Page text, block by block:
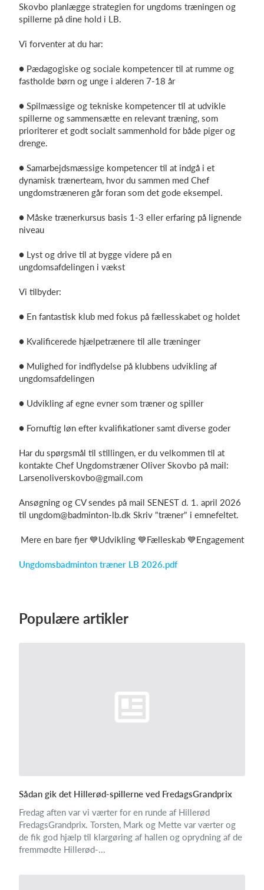
Skovbo planlægge strategien for ungdoms træningen og
spillerne på dine hold i LB.
Vi forventer at du har:
● Pædagogiske og sociale kompetencer til at rumme og
fastholde børn og unge i alderen 7-18 år
● Spilmæssige og tekniske kompetencer til at udvikle
spillerne og sammensætte en relevant træning, som
prioriterer et godt socialt sammenhold for både piger og
drenge.
● Samarbejdsmæssige kompetencer til at indgå i et
dynamisk trænerteam, hvor du sammen med Chef
ungdomstræneren går foran som det gode eksempel.
● Måske trænerkursus basis 1-3 eller erfaring på lignende
niveau
● Lyst og drive til at bygge videre på en
ungdomsafdelingen i vækst
Vi tilbyder:
● En fantastisk klub med fokus på fællesskabet og holdet
● Kvalificerede hjælpetrænere til alle træninger
● Mulighed for indflydelse på klubbens udvikling af
ungdomsafdelingen
● Udvikling af egne evner som træner og spiller
● Fornuftig løn efter kvalifikationer samt diverse goder
Har du spørgsmål til stillingen, er du velkommen til at
kontakte Chef Ungdomstræner Oliver Skovbo på mail:
Larsenoliverskovbo@gmail.com
Ansøgning og CV sendes på mail SENEST d. 1. april 2026
til ungdom@badminton-lb.dk Skriv "træner" i emnefeltet.
Mere en bare fjer 💙Udvikling 💙Fælleskab 💙Engagement
Ungdomsbadminton træner LB 2026.pdf
Populære artikler
Sådan gik det Hillerød-spillerne ved FredagsGrandprix
Fredag aften var vi værter for en runde af Hillerød
FredagsGrandprix. Torsten, Mark og Mette var værter og
de fik god hjælp til klargøring af hallen og oprydning af de
fremmødte Hillerød-...